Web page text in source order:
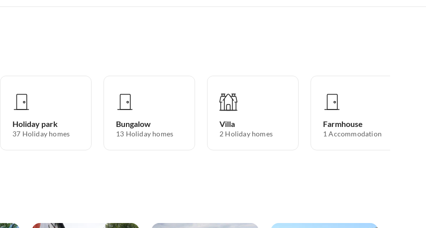
Holiday park
37 Holiday homes
Bungalow
13 Holiday homes
Villa
2 Holiday homes
Farmhouse
1 Accommodation